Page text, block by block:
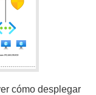
cómo desplegar